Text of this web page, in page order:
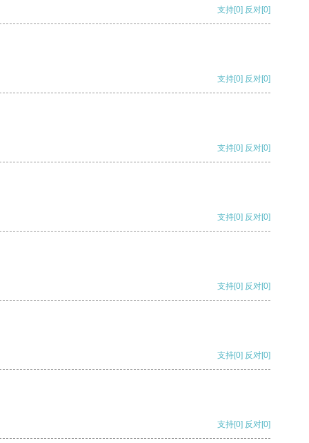
支持[0] 反对[0]
支持[0] 反对[0]
支持[0] 反对[0]
支持[0] 反对[0]
支持[0] 反对[0]
支持[0] 反对[0]
支持[0] 反对[0]